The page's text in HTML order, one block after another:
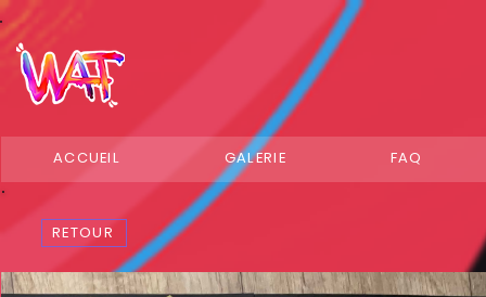
ACCUEIL GALERIE FAQ
RETOUR